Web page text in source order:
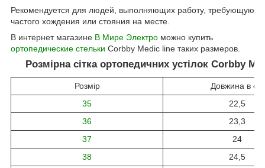
Рекомендуется для людей, выполняющих работу, требующую
частого хождения или стояния на месте.
В интернет магазине В Мире Электро можно купить
ортопедические стельки Corbby Medic line таких размеров.
Розмірна сітка ортопедичних устілок Corbby
Розмір
Довжина в см
35
22,5
36
23,3
37
24
38
24,5